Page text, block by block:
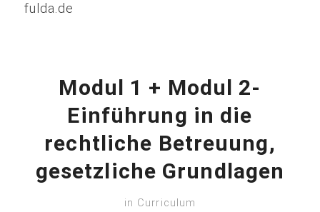
fulda.de
Modul 1 + Modul 2-
Einführung in die
rechtliche Betreuung,
gesetzliche Grundlagen
in Curriculum